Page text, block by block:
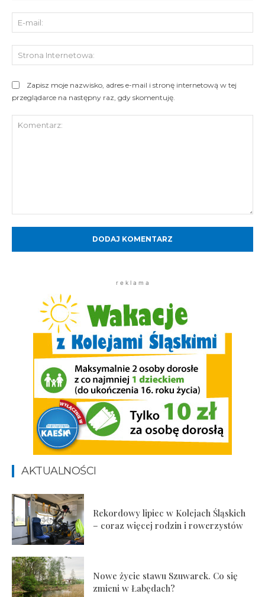
Zapisz moje nazwisko, adres e-mail i stronę internetową w tej
przeglądarce na następny raz, gdy skomentuję.
r e k l a m a
AKTUALNOŚCI
Rekordowy lipiec w Kolejach Śląskich
– coraz więcej rodzin i rowerzystów
Nowe życie stawu Szuwarek. Co się
zmieni w Łabędach?